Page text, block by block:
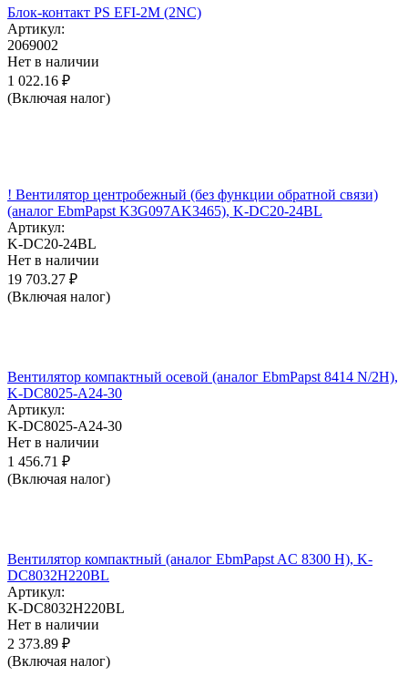
Блок-контакт PS EFI-2M (2NC)
Артикул:
2069002
Нет в наличии
1 022.16 ₽
(Включая налог)
! Вентилятор центробежный (без функции обратной связи)
(аналог EbmPapst K3G097AK3465), K-DC20-24BL
Артикул:
K-DC20-24BL
Нет в наличии
19 703.27 ₽
(Включая налог)
Вентилятор компактный осевой (аналог EbmPapst 8414 N/2H),
K-DC8025-A24-30
Артикул:
K-DC8025-A24-30
Нет в наличии
1 456.71 ₽
(Включая налог)
Вентилятор компактный (аналог EbmPapst AC 8300 H), K-
DC8032H220BL
Артикул:
K-DC8032H220BL
Нет в наличии
2 373.89 ₽
(Включая налог)